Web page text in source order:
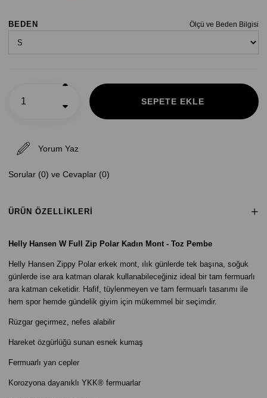
Ölçü ve Beden Bilgisi
BEDEN
Yorum Yaz
Sorular (0) ve Cevaplar (0)
ÜRÜN ÖZELLIKLERI
Helly Hansen W Full Zip Polar Kadın Mont - Toz Pembe
Helly Hansen Zippy Polar erkek mont, ılık günlerde tek başına, soğuk
günlerde ise ara katman olarak kullanabileceğiniz ideal bir tam fermuarlı
ara katman ceketidir. Hafif, tüylenmeyen ve tam fermuarlı tasarımı ile
hem spor hemde gündelik giyim için mükemmel bir seçimdir.
Rüzgar geçirmez, nefes alabilir
Hareket özgürlüğü sunan esnek kumaş
Fermuarlı yan cepler
Korozyona dayanıklı YKK® fermuarlar